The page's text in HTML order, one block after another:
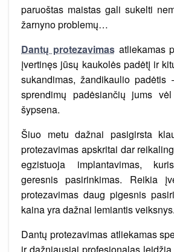
paruoštas maistas gali sukelti
žarnyno problemų…
Dantų protezavimasatliekamas
įvertinęs jūsų kaukolės padėtį ir
sukandimas, žandikaulio padėtis
sprendimų padėsiančių jums
šypsena.
Šiuo metu dažnai pasigirsta
protezavimas apskritai dar
egzistuoja implantavimas,
geresnis pasirinkimas. Reikia
protezavimas daug pigesnis
kaina yra dažnai lemiantis veiksnys.
Dantų protezavimas atliekamas
ir dažniausiai profesionalas